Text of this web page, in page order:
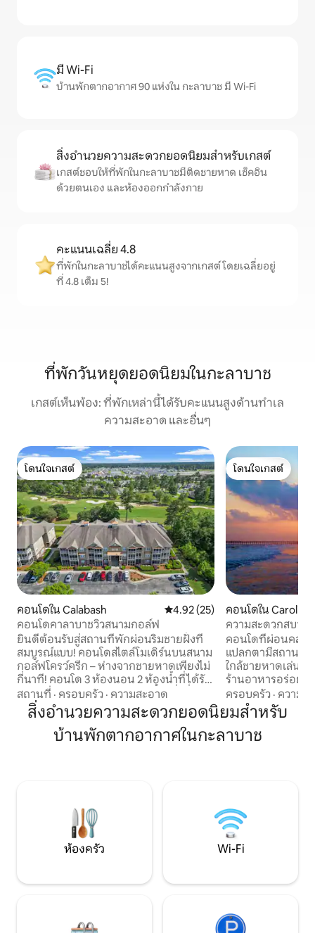
มี Wi-Fi
บ้านพักตากอากาศ 90 แห่งใน กะลาบาช มี Wi-Fi
สิ่งอำนวยความสะดวกยอดนิยมสำหรับเกสต์
เกสต์ชอบให้ที่พักในกะลาบาชมีติดชายหาด เช็คอิน
ด้วยตนเอง และห้องออกกำลังกาย
คะแนนเฉลี่ย 4.8
ที่พักในกะลาบาชได้คะแนนสูงจากเกสต์ โดยเฉลี่ยอยู่
ที่ 4.8 เต็ม 5!
ที่พักวันหยุดยอดนิยมในกะลาบาช
เกสต์เห็นพ้อง: ที่พักเหล่านี้ได้รับคะแนนสูงด้านทำเล
ความสะอาด และอื่นๆ
โดนใจเกสต์
โดนใจเกสต์
คอนโดใน Calabash คะแนนเฉลี่ย 4.92 จาก 5, 25 รีวิว
4.92 (25)
คอนโดคาลาบาชวิวสนามกอล์ฟ
ยินดีต้อนรับสู่สถานที่พักผ่อนริมชายฝั่งที่
สมบูรณ์แบบ! คอนโดสไตล์โมเดิร์นบนสนาม
กอล์ฟโครว์ครีก – ห่างจากชายหาดเพียงไม่
กี่นาที! คอนโด 3 ห้องนอน 2 ห้องน้ำที่ได้รับ
การตกแต่งอย่างสวยงามแห่งนี้ให้สิ่งที่ดี
ที่สุดในโลกทั้งสองแห่ง: ทำเลที่เงียบสงบบน
สนามกอล์ฟ Crow Creek และอยู่ใกล้
ชายหาด ไม่ว่าคุณจะเป็นผู้ที่ชื่นชอบการเล่น
กอล์ฟคนรักชายหาดหรือเพียงแค่มองหา
เทนนิส และอื่น ๆ อีกมากมาย!
สถานที่ · ครอบครัว · ความสะอาด
โดนใจเกสต์
โดนใจเกสต์
คอนโดใน Carolina
ความสะดวกสบาย
ห้องนอน/2 ห้องน้
คอนโดที่ผ่อนคลา
แปลกตามีสถานที่
ใกล้ชายหาดเล่นก
ร้านอาหารอร่อยๆ
อำนวยความสะด
ห้องครัวที่มีอุปกร
กว้างขวางเตียงที่
น้ำในที่พักอ่างน้ำร้
ครอบครัว · ความคุ้
สิ่งอำนวยความสะดวกยอดนิยมสำหรับ
บ้านพักตากอากาศในกะลาบาช
ห้องครัว Wi-Fi